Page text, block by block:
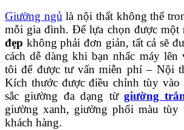
Giường ngủ là nội thất không thể
mỗi gia đình. Để lựa chọn được một
đẹp không phải đơn giản, tất cả sẽ
cách dễ dàng khi bạn nhấc máy lên
tôi để được tư vấn miễn phí – Nội
Kích thước được điều chỉnh tùy vào
sắc giường đa dạng từ giường
giường xanh, giường phối màu tùy
khách hàng.